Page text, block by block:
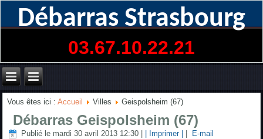
Débarras Strasbourg
03.67.10.22.21
Vous êtes ici :Accueil Villes Geispolsheim (67)
Débarras Geispolsheim (67)
Publié le mardi 30 avril 2013 12:30 | Imprimer | E-mail